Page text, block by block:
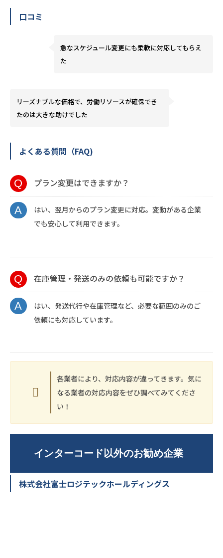
口コミ
急なスケジュール変更にも柔軟に対応してもらえ
た
リーズナブルな価格で、労働リソースが確保でき
たのは大きな助けでした
よくある質問（FAQ)
プラン変更はできますか？
はい、翌月からのプラン変更に対応。変動がある企業
でも安心して利用できます。
在庫管理・発送のみの依頼も可能ですか？
はい、発送代行や在庫管理など、必要な範囲のみのご
依頼にも対応しています。
各業者により、対応内容が違ってきます。気に
なる業者の対応内容をぜひ調べてみてくださ
い！
インターコード以外のお勧め企業
株式会社富士ロジテックホールディングス